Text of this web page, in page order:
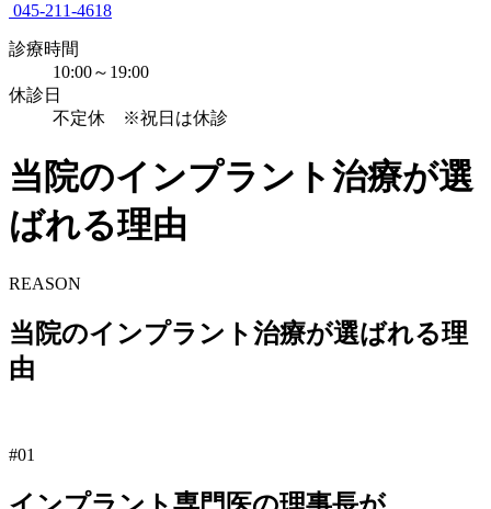
045-211-4618
診療時間
10:00～19:00
休診日
不定休 ※祝日は休診
当院のインプラント治療が選
ばれる理由
REASON
当院のインプラント治療が選ばれる理
由
#01